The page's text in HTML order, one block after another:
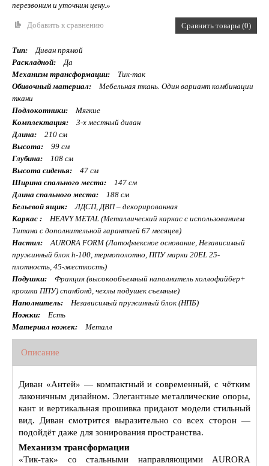
перезвоним и уточним цену.»
Добавить к сравнению Сравнить товары (0)
Тип:
Диван прямой
Раскладной:
Да
Механизм трансформации:
Тик-так
Обивочный материал:
Мебельная ткань. Один вариант комбинации
ткани
Подлокотники:
Мягкие
Комплектация:
3-х местный диван
Длина:
210 см
Высота:
99 см
Глубина:
108 см
Высота сиденья:
47 см
Ширина спального места:
147 см
Длина спального места:
188 см
Бельевой ящик:
ЛДСП, ДВП – декорированная
Каркас :
HEAVY METAL (Металлический каркас с использованием
Титана с дополнительной гарантией 67 месяцев)
Настил:
AURORA FORM (Латофлексное основание, Независимый
пружинный блок h-100, термополотно, ППУ марки 20EL 25-
плотность, 45-жесткость)
Подушки:
Фракция (высокообъемный наполнитель холлофайбер+
крошка ППУ) спанбонд, чехлы подушек съемные)
Наполнитель:
Независимый пружинный блок (НПБ)
Ножки:
Есть
Материал ножек:
Металл
Описание
Диван «Антей» — компактный и современный, с чётким
лаконичным дизайном. Элегантные металлические опоры,
кант и вертикальная прошивка придают модели стильный
вид. Диван смотрится выразительно со всех сторон —
подойдёт даже для зонирования пространства.
Механизм трансформации
«Тик‑так» со стальными направляющими AURORA